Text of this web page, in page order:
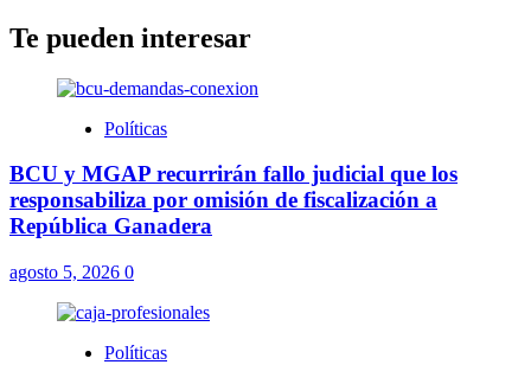
Te pueden interesar
Políticas
BCU y MGAP recurrirán fallo judicial que los
responsabiliza por omisión de fiscalización a
República Ganadera
agosto 5, 2026 0
Políticas